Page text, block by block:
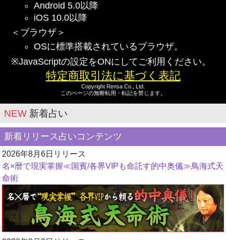
Android 5.0以降
iOS 10.0以降
＜ブラウザ＞
OSに標準搭載されているブラウザ。
※JavaScriptの設定をONにしてご利用ください。
特定商取引法に基づく表記
Copyright Rensa Co., Ltd.
このページの無断転用・転記を禁じます。
NEW 新着占い
新着リリース占いコンテンツ
2026年8月6日リリース
名×暦で現実掌握≪国賓/各界VIPも命託す的中奥儀≫鳥海式天
命術